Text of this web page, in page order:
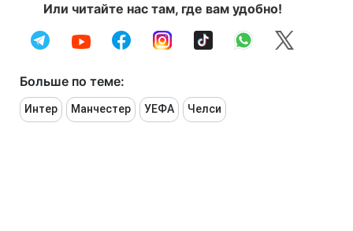
Или читайте нас там, где вам удобно!
Больше по теме:
Интер Манчестер УЕФА Челси